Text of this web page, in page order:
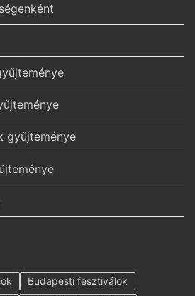
gyűjteménye
Budapesti fesztiválok